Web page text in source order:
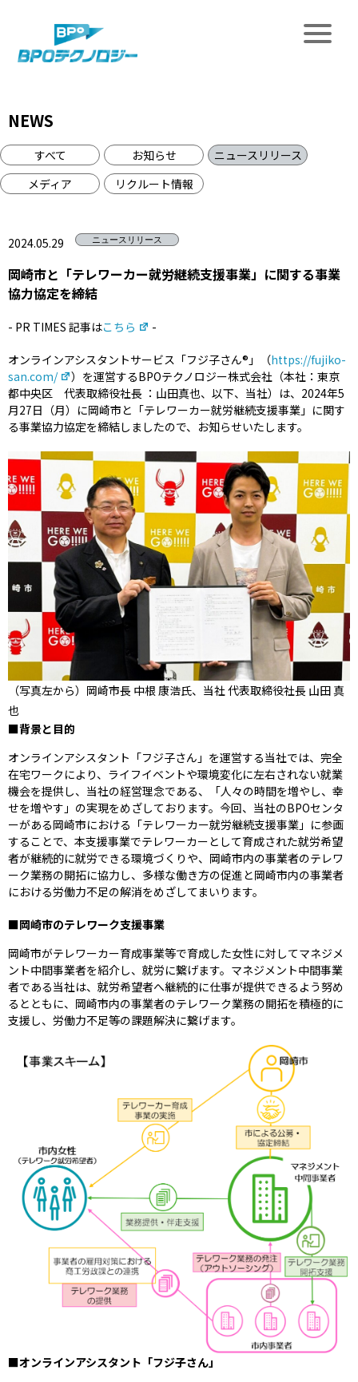
NEWS
すべて お知らせ
ニュースリリース
メディア
リクルート情報
2024.05.29 ニュースリリース
岡崎市と「テレワーカー就労継続支援事業」に関する事業
協力協定を締結
- PR TIMES 記事はこちら -
オンラインアシスタントサービス「フジ子さん®」（https://fujiko-
san.com/
）を運営するBPOテクノロジー株式会社（本社：東京
都中央区 代表取締役社長 ：山田真也、以下、当社）は、2024年5
月27日（月）に岡崎市と「テレワーカー就労継続支援事業」に関す
る事業協力協定を締結しましたので、お知らせいたします。
（写真左から）岡崎市長 中根 康浩氏、当社 代表取締役社長 山田 真
也
■背景と目的
オンラインアシスタント「フジ子さん」を運営する当社では、完全
在宅ワークにより、ライフイベントや環境変化に左右されない就業
機会を提供し、当社の経営理念である、「人々の時間を増やし、幸
せを増やす」の実現をめざしております。今回、当社のBPOセンタ
ーがある岡崎市における「テレワーカー就労継続支援事業」に参画
することで、本支援事業でテレワーカーとして育成された就労希望
者が継続的に就労できる環境づくりや、岡崎市内の事業者のテレワ
ーク業務の開拓に協力し、多様な働き方の促進と岡崎市内の事業者
における労働力不足の解消をめざしてまいります。
■岡崎市のテレワーク支援事業
岡崎市がテレワーカー育成事業等で育成した女性に対してマネジメ
ント中間事業者を紹介し、就労に繋げます。マネジメント中間事業
者である当社は、就労希望者へ継続的に仕事が提供できるよう努め
るとともに、岡崎市内の事業者のテレワーク業務の開拓を積極的に
支援し、労働力不足等の課題解決に繋げます。
■オンラインアシスタント「フジ子さん」